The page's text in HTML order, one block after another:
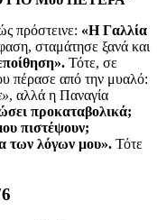
πρόστεινε: «Η Γαλλία
σταμάτησε ξανά και
Τότε, σε
πέρασε από την μυαλό:
, αλλά η Παναγία
προκαταβολικά;
πιστέψουν;
των λόγων μου». Τότε